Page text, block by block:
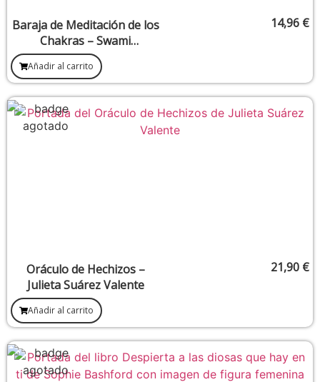
Baraja de Meditación de los
Chakras – Swami
Saradananda
14,96 €
Añadir al carrito
Oráculo de Hechizos –
Julieta Suárez Valente
21,90 €
Añadir al carrito